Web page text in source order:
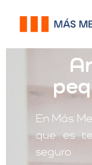
En Más
que es